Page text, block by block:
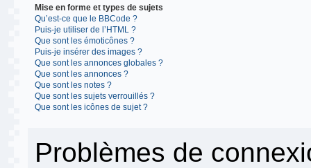
Mise en forme et types de sujets
Qu’est-ce que le BBCode ?
Puis-je utiliser de l’HTML ?
Que sont les émoticônes ?
Puis-je insérer des images ?
Que sont les annonces globales ?
Que sont les annonces ?
Que sont les notes ?
Que sont les sujets verrouillés ?
Que sont les icônes de sujet ?
Problèmes de